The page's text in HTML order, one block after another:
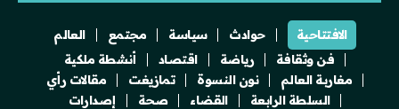
الافتتاحية حوادث سياسة مجتمع
العالم
فن وثقافة
رياضة اقتصاد
أنشطة ملكية
مغاربة العالم
نون النسوة تمازيغت
مقالات رأي
السلطة الرابعة
القضاء صحة
إصدارات